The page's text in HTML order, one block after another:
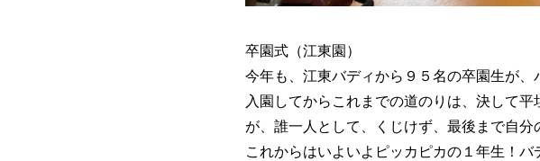
卒園式（江東園）
今年も、江東バディから９５名の卒園生が、
入園してからこれまでの道のりは、決して
が、誰一人として、くじけず、最後まで自分
これからはいよいよピッカピカの１年生！